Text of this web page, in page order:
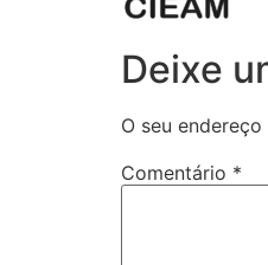
Deixe
O seu
Comentário *